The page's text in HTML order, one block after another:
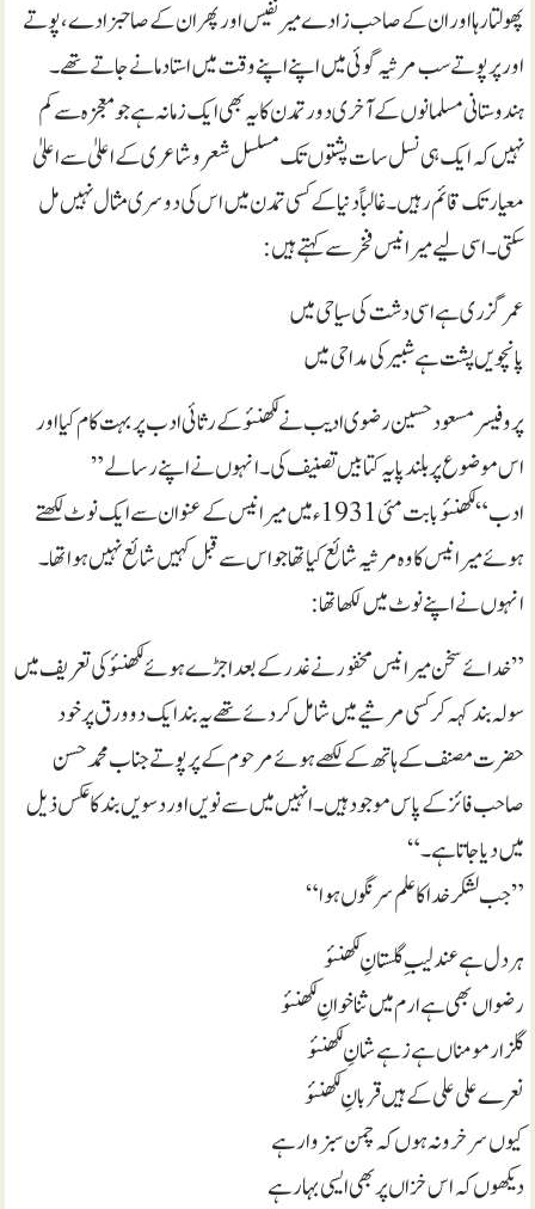
پھولتا رہا اور ان کے صاحب زادے میر نفیس اور پھر ان کے صاحبزادے، پوتے
اور پر پوتے سب مرثیہ گوئی میں اپنے اپنے وقت میں استاد مانے جاتے تھے۔
ہندوستانی مسلمانوں کے آخری دور تمدن کا یہ بھی ایک زمانہ ہے جو معجزہ سے کم
نہیں کہ ایک ہی نسل سات پشتوں تک مسلسل شعر و شاعری کے اعلیٰ سے اعلیٰ
معیار تک قائم رہیں۔ غالباً دنیا کے کسی تمدن میں اس کی دوسری مثا ل نہیں مل
سکتی۔ اسی لیے میر انیس فخر سے کہتے ہیں:
عمر گزری ہے اسی دشت کی سیاحی میں
پانچویں پشت ہے شبیر کی مداحی میں
پروفیسر مسعود حسین رضوی ادیب نے لکھنئو کے رثائی ادب پر بہت کام کیا اور
اس موضوع پر بلند پایہ کتابیں تصنیف کی۔ انہوں نے اپنے رسالے”
ادب“لکھنئو بابت مئی 1931ء میں میر انیس کے عنوان سے ایک نوٹ لکھتے
ہوئے میر انیس کا وہ مرثیہ شائع کیا تھا جو اس سے قبل کہیں شائع نہیں ہو ا تھا۔
انہوں نے اپنے نوٹ میں لکھا تھا :
” خدائے سخن میر انیس مخفور نے غدر کے بعد اجڑے ہوئے لکھنئو کی تعریف میں
سولہ بند کہہ کر کسی مرثیے میں شامل کر دئے تھے یہ بند ایک دو ورق پر خود
حضرت مصنف کے ہاتھ کے لکھے ہوئے مرحوم کے پر پوتے جناب محمد حسن
صاحب فائز کے پاس موجود ہیں۔ انہیں میں سے نویں اور دسویں بند کا عکس ذیل
میں دیا جاتا ہے۔ “
”جب لشکر خدا کا علم سر نگوں ہوا “
ہر دل ہے عندلیبِ گلستانِ لکھنئو
رضواں بھی ہے ارم میں ثنا خوانِ لکھنئو
گلزار مومناں ہے زہے شانِ لکھنئو
نعرے علی علی کے ہیں قربانِ لکھنئو
کیوں سر خرو نہ ہوں کہ چمن سبز وار ہے
دیکھوں کہ اس خزاں پر بھی ایسی بہار ہے